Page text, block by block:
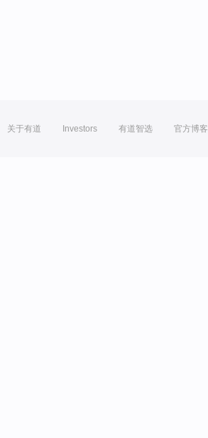
关于有道 Investors 有道智选 官方博客